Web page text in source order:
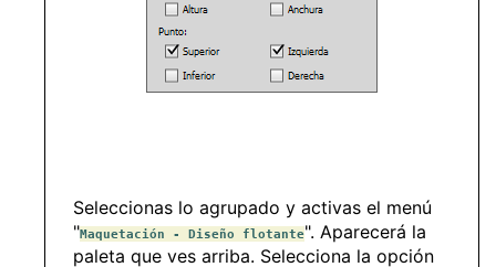
Seleccionas lo agrupado y activas el menú
"Maquetación - Diseño flotante". Aparecerá la
paleta que ves arriba. Selecciona la opción